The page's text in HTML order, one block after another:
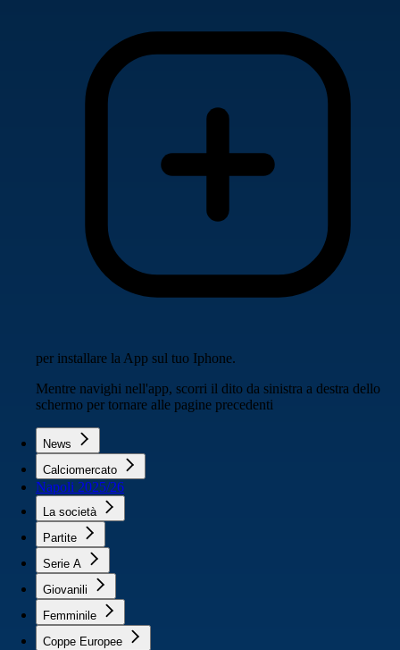
per installare la App sul tuo Iphone.
Mentre navighi nell'app, scorri il dito da sinistra a destra dello
schermo per tornare alle pagine precedenti
News
Calciomercato
Napoli 2025/26
La società
Partite
Serie A
Giovanili
Femminile
Coppe Europee